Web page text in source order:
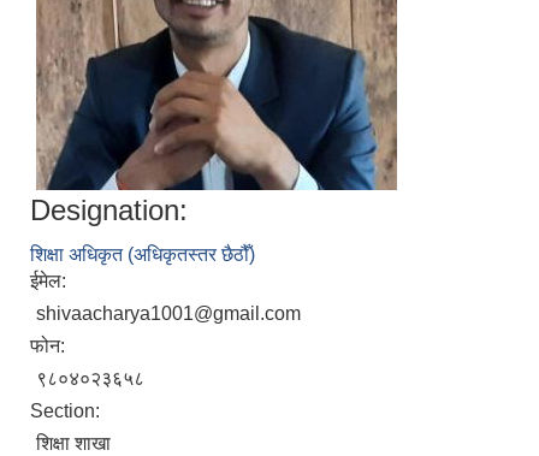
Designation:
शिक्षा अधिकृत (अधिकृतस्तर छैठौँ)
ईमेल:
shivaacharya1001@gmail.com
फोन:
९८०४०२३६५८
Section:
शिक्षा शाखा